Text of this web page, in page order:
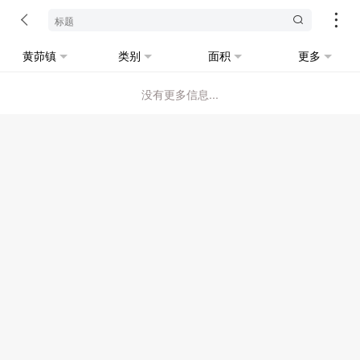
黄茆镇 类别 面积 更多
没有更多信息...